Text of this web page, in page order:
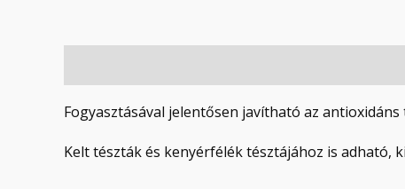
Fogyasztásával jelentősen javítható az antioxidáns
Kelt tészták és kenyérfélék tésztájához is adható,